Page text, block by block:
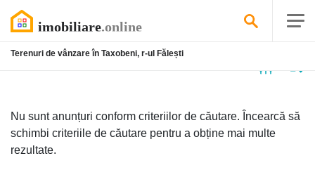
Terenuri de vânzare în Taxobeni, r-ul Fălești
Nu sunt anunțuri conform criteriilor de căutare. Încearcă să
schimbi criteriile de căutare pentru a obține mai multe
rezultate.